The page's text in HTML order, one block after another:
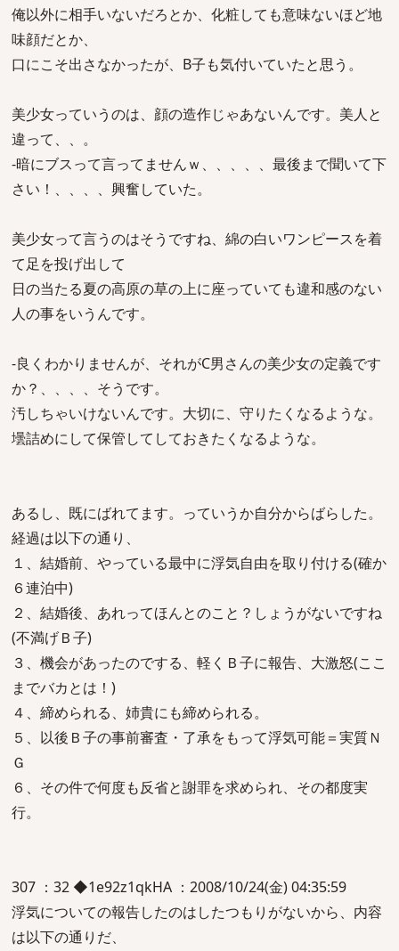
俺以外に相手いないだろとか、化粧しても意味ないほど地
味顔だとか、
口にこそ出さなかったが、B子も気付いていたと思う。
美少女っていうのは、顔の造作じゃあないんです。美人と
違って、、。
-暗にブスって言ってませんｗ、、、、、最後まで聞いて下
さい！、、、、興奮していた。
美少女って言うのはそうですね、綿の白いワンピースを着
て足を投げ出して
日の当たる夏の高原の草の上に座っていても違和感のない
人の事をいうんです。
-良くわかりませんが、それがC男さんの美少女の定義です
か？、、、、そうです。
汚しちゃいけないんです。大切に、守りたくなるような。
壜詰めにして保管してしておきたくなるような。
あるし、既にばれてます。っていうか自分からばらした。
経過は以下の通り、
１、結婚前、やっている最中に浮気自由を取り付ける(確か
６連泊中)
２、結婚後、あれってほんとのこと？しょうがないですね
(不満げＢ子)
３、機会があったのでする、軽くＢ子に報告、大激怒(ここ
までバカとは！)
４、締められる、姉貴にも締められる。
５、以後Ｂ子の事前審査・了承をもって浮気可能＝実質Ｎ
Ｇ
６、その件で何度も反省と謝罪を求められ、その都度実
行。
307 ：32 ◆1e92z1qkHA ：2008/10/24(金) 04:35:59
浮気についての報告したのはしたつもりがないから、内容
は以下の通りだ、